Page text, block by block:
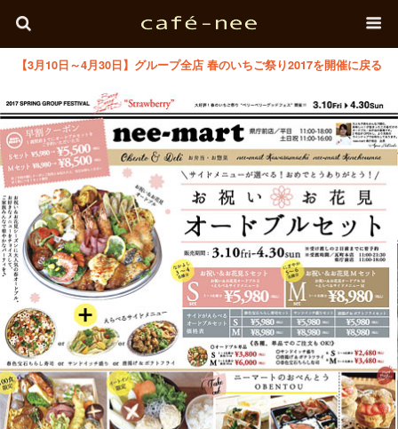
【3月10日～4月30日】グループ全店 春のいちご祭り2017を開催に戻る